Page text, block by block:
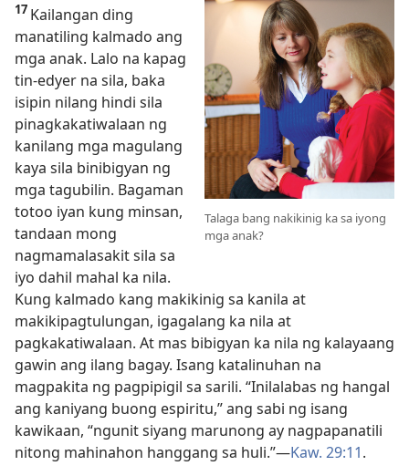
Talaga bang nakikinig ka sa iyong
mga anak?
17 Kailangan ding
manatiling kalmado ang
mga anak. Lalo na kapag
tin-edyer na sila, baka
isipin nilang hindi sila
pinagkakatiwalaan ng
kanilang mga magulang
kaya sila binibigyan ng
mga tagubilin. Bagaman
totoo iyan kung minsan,
tandaan mong
nagmamalasakit sila sa
iyo dahil mahal ka nila.
Kung kalmado kang makikinig sa kanila at
makikipagtulungan, igagalang ka nila at
pagkakatiwalaan. At mas bibigyan ka nila ng kalayaang
gawin ang ilang bagay. Isang katalinuhan na
magpakita ng pagpipigil sa sarili. “Inilalabas ng hangal
ang kaniyang buong espiritu,” ang sabi ng isang
kawikaan, “ngunit siyang marunong ay nagpapanatili
nitong mahinahon hanggang sa huli.”—Kaw. 29:11.